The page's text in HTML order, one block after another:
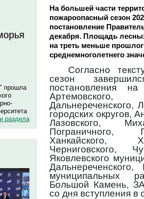
прошла
раздела
На большей части
пожароопасный сезон
постановление
декабря. Площадь
на треть меньше
среднемноголетнего
Согласно
сезон
постановления на
Дальнереченского,
городских округов,
Лазовского,
Пограничного,
Ханкайского,
Черниговского,
Яковлевского
муниципальных
Большой Камень,
со дня вступления в